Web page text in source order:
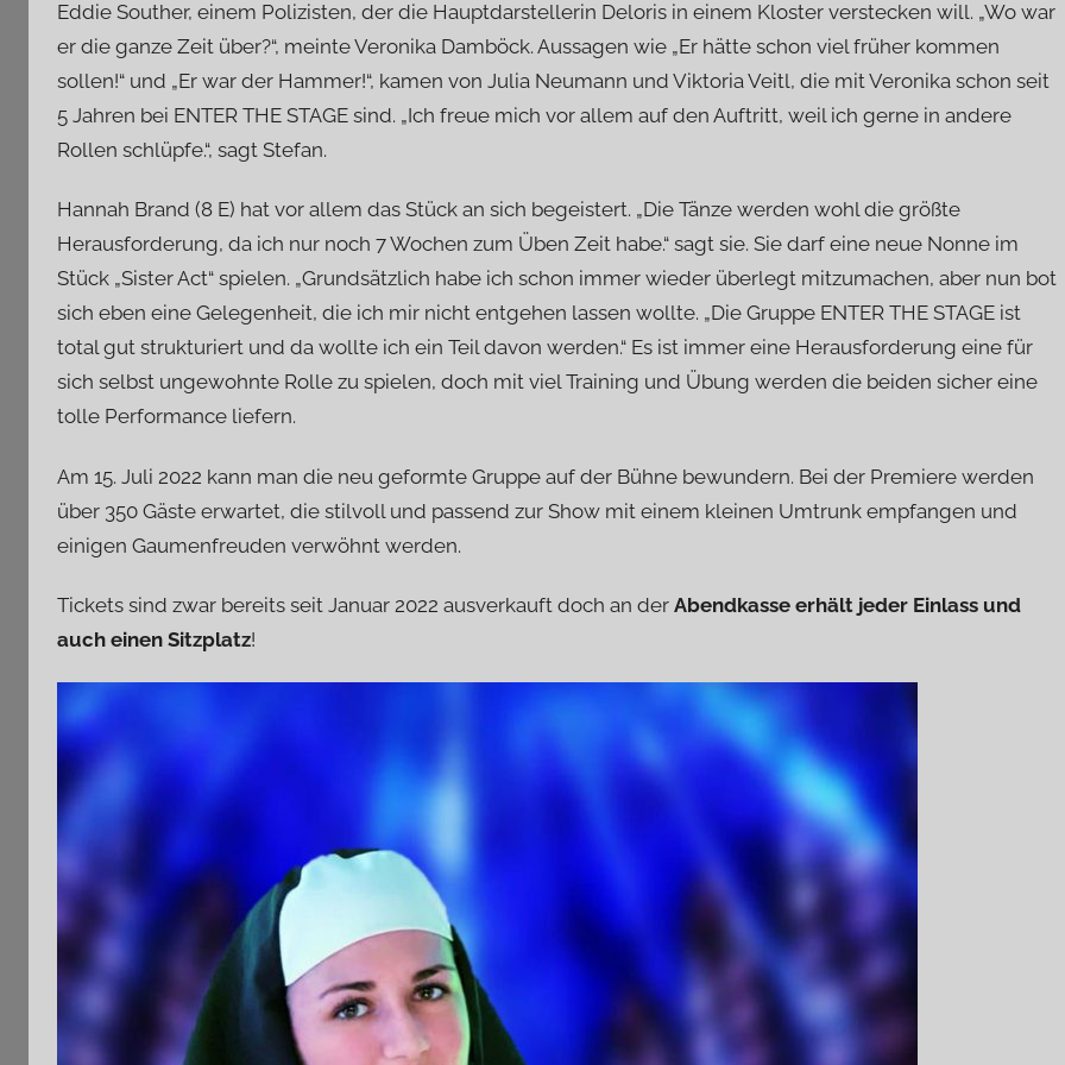
Eddie Souther, einem Polizisten, der die Hauptdarstellerin Deloris in einem Kloster verstecken will. „Wo war
er die ganze Zeit über?“, meinte Veronika Damböck. Aussagen wie „Er hätte schon viel früher kommen
sollen!“ und „Er war der Hammer!“, kamen von Julia Neumann und Viktoria Veitl, die mit Veronika schon seit
5 Jahren bei ENTER THE STAGE sind. „Ich freue mich vor allem auf den Auftritt, weil ich gerne in andere
Rollen schlüpfe.“, sagt Stefan.
Hannah Brand (8 E) hat vor allem das Stück an sich begeistert. „Die Tänze werden wohl die größte
Herausforderung, da ich nur noch 7 Wochen zum Üben Zeit habe.“ sagt sie. Sie darf eine neue Nonne im
Stück „Sister Act“ spielen. „Grundsätzlich habe ich schon immer wieder überlegt mitzumachen, aber nun bot
sich eben eine Gelegenheit, die ich mir nicht entgehen lassen wollte. „Die Gruppe ENTER THE STAGE ist
total gut strukturiert und da wollte ich ein Teil davon werden.“ Es ist immer eine Herausforderung eine für
sich selbst ungewohnte Rolle zu spielen, doch mit viel Training und Übung werden die beiden sicher eine
tolle Performance liefern.
Am 15. Juli 2022 kann man die neu geformte Gruppe auf der Bühne bewundern. Bei der Premiere werden
über 350 Gäste erwartet, die stilvoll und passend zur Show mit einem kleinen Umtrunk empfangen und
einigen Gaumenfreuden verwöhnt werden.
Tickets sind zwar bereits seit Januar 2022 ausverkauft doch an der Abendkasse erhält jeder Einlass und
auch einen Sitzplatz!